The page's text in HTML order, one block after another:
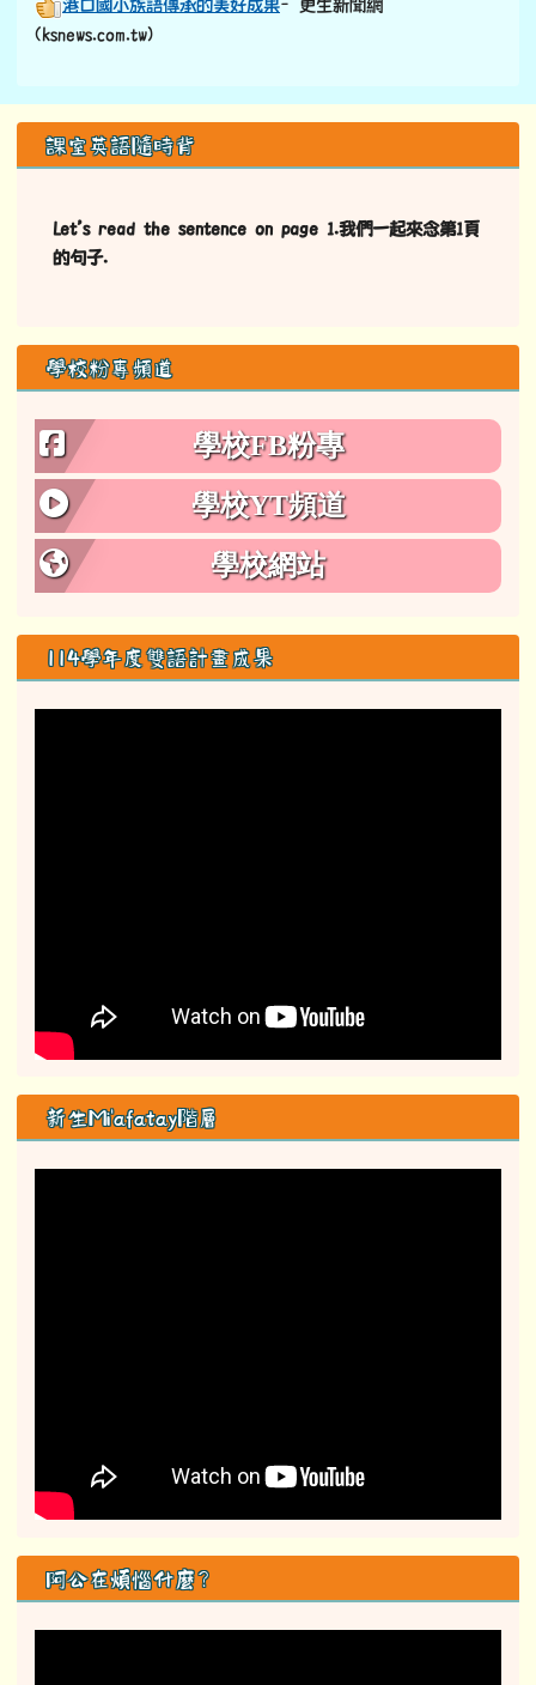
港口國小族語傳承的美好成果–更生新聞網
(ksnews.com.tw)
左邊區域內容
課室英語隨時背
Let’s read the sentence on page 1.我們一起來念第1頁
的句子.
學校粉專頻道
學校FB粉專
學校YT頻道
學校網站
114學年度雙語計畫成果
新生Mi'afatay階層
阿公在煩惱什麼？